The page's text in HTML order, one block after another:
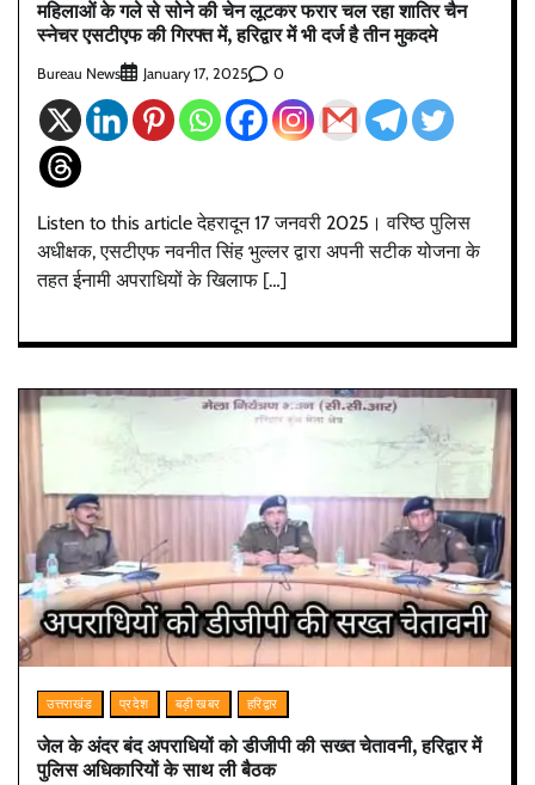
महिलाओं के गले से सोने की चेन लूटकर फरार चल रहा शातिर चैन
स्नेचर एसटीएफ की गिरफ्त में, हरिद्वार में भी दर्ज है तीन मुकदमे
Bureau News January 17, 2025 0
Listen to this article देहरादून 17 जनवरी 2025। वरिष्ठ पुलिस
अधीक्षक, एसटीएफ नवनीत सिंह भुल्लर द्वारा अपनी सटीक योजना के
तहत ईनामी अपराधियों के खिलाफ […]
उत्तराखंड प्रदेश बड़ी खबर हरिद्वार
जेल के अंदर बंद अपराधियों को डीजीपी की सख्त चेतावनी, हरिद्वार में
पुलिस अधिकारियों के साथ ली बैठक